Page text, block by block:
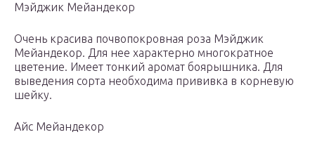
Мэйджик Мейандекор
Очень красива почвопокровная роза Мэйджик
Мейандекор. Для нее характерно многократное
цветение. Имеет тонкий аромат боярышника. Для
выведения сорта необходима прививка в корневую
шейку.
Айс Мейандекор